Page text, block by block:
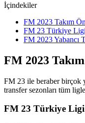
İçindekiler
FM 2023 Takım
FM 23 Türkiye
FM 2023 Yabancı
FM 2023
FM 23 ile beraber birçok
transfer sezonları tüm
FM 23 Türkiye Ligi